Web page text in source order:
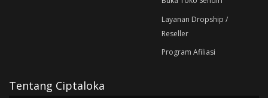
Layanan Dropship /
Reseller
Program Afiliasi
Tentang Ciptaloka